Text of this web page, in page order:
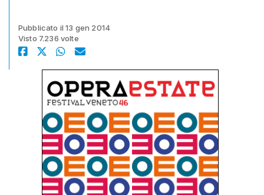
Pubblicato il 13 gen 2014
Visto 7.236 volte